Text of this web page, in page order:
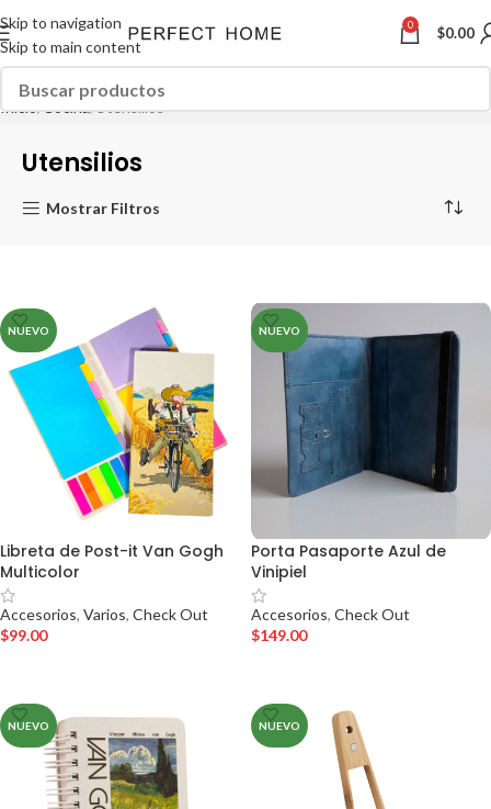
Skip to navigation
Skip to main content
0 $0.00
Inicio Cocina Utensilios
Utensilios
Mostrar Filtros
NUEVO
Libreta de Post-it Van Gogh
Multicolor
Accesorios, Varios, Check Out
$99.00
NUEVO
Porta Pasaporte Azul de
Vinipiel
Accesorios, Check Out
$149.00
NUEVO NUEVO